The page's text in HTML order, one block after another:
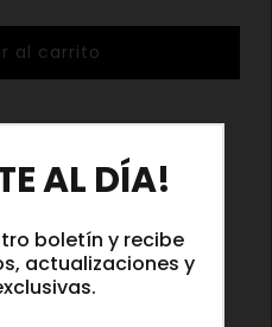
al carrito
,Gafas graduadas niño
AL DÍA!
boletín y recibe
actualizaciones y